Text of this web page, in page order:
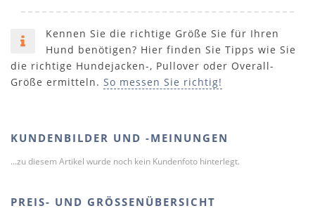
Kennen Sie die richtige Größe Sie für Ihren
Hund benötigen? Hier finden Sie Tipps wie Sie
die richtige Hundejacken-, Pullover oder Overall-
Größe ermitteln. So messen Sie richtig!
KUNDENBILDER UND -MEINUNGEN
...zu diesem Artikel wurde noch kein Kundenfoto hinterlegt.
PREIS- UND GRÖSSENÜBERSICHT